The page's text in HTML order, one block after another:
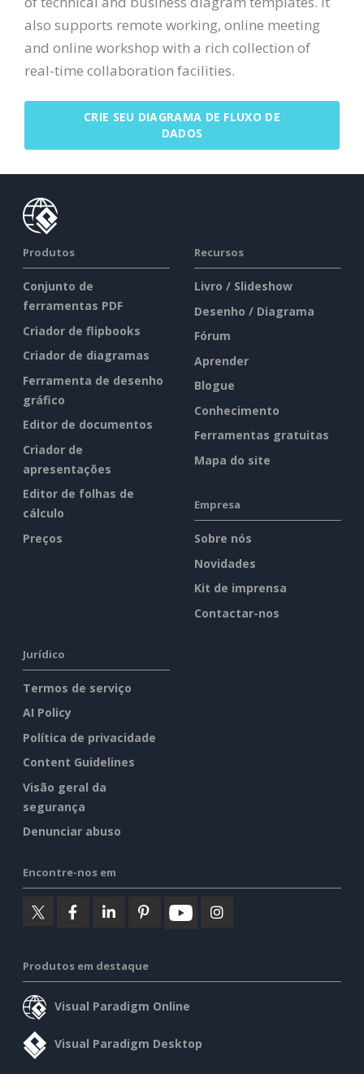
also supports remote working, online meeting
and online workshop with a rich collection of
real-time collaboration facilities.
CRIE SEU DIAGRAMA DE FLUXO DE
DADOS
Produtos
Conjunto de
ferramentas PDF
Criador de flipbooks
Criador de diagramas
Ferramenta de desenho
gráfico
Editor de documentos
Criador de
apresentações
Editor de folhas de
cálculo
Preços
Recursos
Livro / Slideshow
Desenho / Diagrama
Fórum
Aprender
Blogue
Conhecimento
Ferramentas gratuitas
Mapa do site
Empresa
Sobre nós
Novidades
Kit de imprensa
Contactar-nos
Jurídico
Termos de serviço
AI Policy
Política de privacidade
Content Guidelines
Visão geral da
segurança
Denunciar abuso
Encontre-nos em
Produtos em destaque
Visual Paradigm Online
Visual Paradigm Desktop